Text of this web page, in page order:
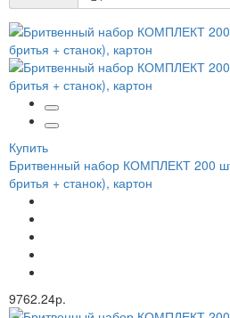
Купить
Бритвенный набор КОМПЛЕКТ 200
бритья + станок), картон
9762.24р.